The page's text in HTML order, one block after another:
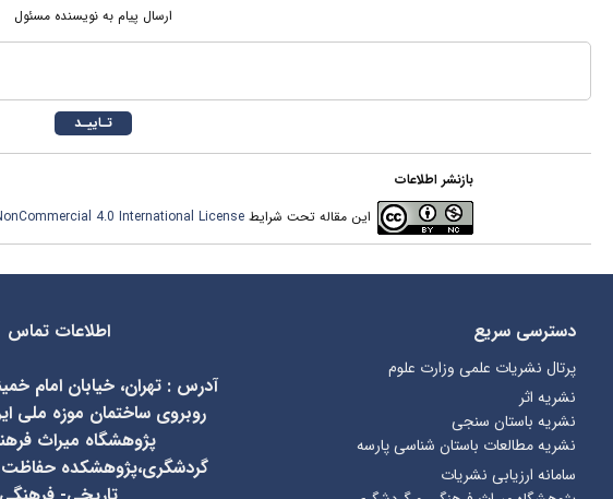
ارسال پیام به نویسنده مسئول
بازنشر اطلاعات
این مقاله تحت شرایط 4.0 International License
دسترسی سریع
پرتال نشریات علمی وزارت علوم
نشریه اثر
نشریه باستان سنجی
نشریه مطالعات باستان شناسی پارسه
سامانه ارزیابی نشریات
اطلاعات تماس
آدرس : تهران، خیابان امام
پژوهشگاه میراث
گردشگری،پژوهشکده حفاظت